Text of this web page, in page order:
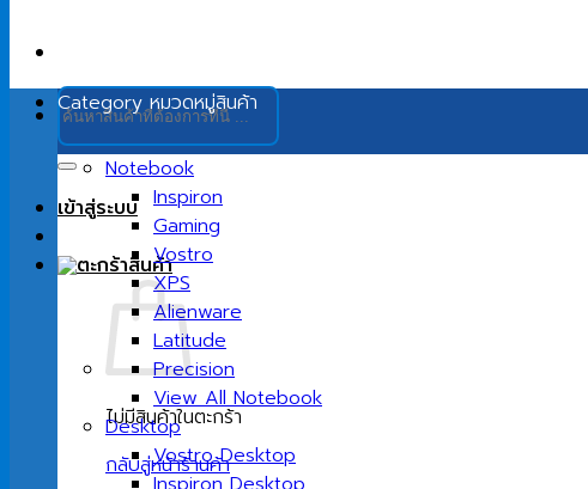
ค้นหา:
เข้าสู่ระบบ
ไม่มีสินค้าในตะกร้า
กลับสู่หน้าร้านค้า
Categoryหมวดหมู่สินค้า
Notebook
Inspiron
Gaming
Vostro
XPS
Alienware
Latitude
Precision
View All Notebook
Desktop
Vostro Desktop